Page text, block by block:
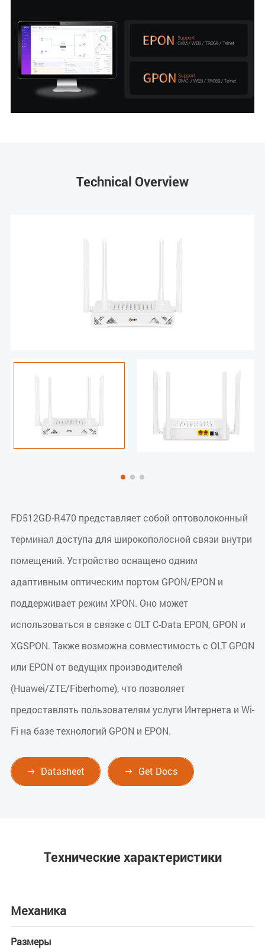
Technical Overview
FD512GD-R470 представляет собой оптоволоконный
терминал доступа для широкополосной связи внутри
помещений. Устройство оснащено одним
адаптивным оптическим портом GPON/EPON и
поддерживает режим XPON. Оно может
использоваться в связке с OLT C-Data EPON, GPON и
XGSPON. Также возможна совместимость с OLT GPON
или EPON от ведущих производителей
(Huawei/ZTE/Fiberhome), что позволяет
предоставлять пользователям услуги Интернета и Wi-
Fi на базе технологий GPON и EPON.
 Datasheet  Get Docs
Технические характеристики
Механика
Размеры